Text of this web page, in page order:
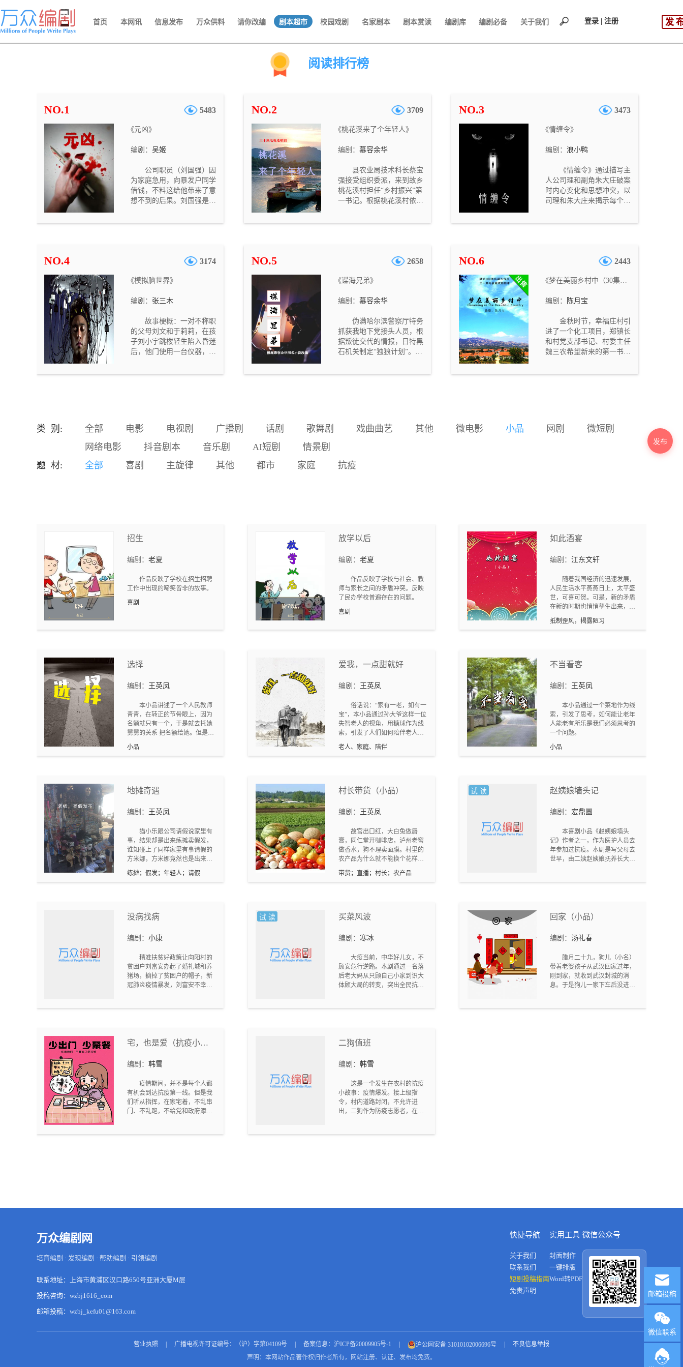
首页 本网讯 信息发布 万众供料 请你改编 剧本超市 校园戏剧 名家剧本 剧本赏读 编剧库 编剧必备 关于我们 登录 | 注册
邮箱投稿
微信联系
发布
阅读排行榜
NO.1 5483
《元凶》
编剧： 吴姬
公司职员（刘国强）因
为家庭急用，向暴发户同学
借钱，不料这给他带来了意
想不到的后果。刘国强是一
子（郭艳）一向抱怨他没有
不爽。中学时，郭艳和马延
川一直暗恋着郭艳。刘国强
是因为父亲住院，需要大笔
自己平时很不喜欢的暴发户
同学（马延川）借钱。结
果，刘国强觉得越来越不
爽，他对借钱这事儿感到后
NO.2 3709
《桃花溪来了个年轻人》
编剧： 慕容余华
县农业局技术科长蔡宝
强接受组织委派，来到故乡
桃花溪村担任“乡村振兴”第
一书记。根据桃花溪村依山
宝强提出设想：打造特色乡
蔡宝强遇到了各种难以想象
趁机挑唆蔡宝强的女友，让
城之间做出选择。共产党员
了与女友分手，留在桃花
溪，矢志建成特色乡村旅游
项目。蔡宝强的努力，赢得
了村民的信赖与支持，项目
近尾声时，蔡宝强突然被经
款。蔡宝强巧使妙计，使郑
王二人受到惩处。爱情回
客。
NO.3 3473
《情缠令》
编剧： 浪小鸭
《情缠令》通过描写主
人公司理和副角朱大庄破案
时内心变化和思想冲突，以
司理和朱大庄来揭示每个人
贪欲来保护彼此的安全。故
一部不错的商业题材剧本。
NO.4 3174
《模拟脑世界》
编剧： 张三木
故事梗概：一对不称职
的父母刘文和于莉莉，在孩
子刘小宇跳楼轻生陷入昏迷
后，他门使用一台仪器，进
的意识消失之前，重新唤醒
随着社会的发展，家长们望
子成龙的心情越来越迫切，
这种急切的心情强加给孩
子，从而造成了很多无法挽
回的悲剧。如果再给发生悲
到目前市场欢迎。场景以现
效，拍摄成本低。以现实世
界问题为切入点，呼吁家长
们采取正确的育儿方法，宣
扬正能量。对脑机接口的发
在此科学幻想基础上探讨一
NO.5 2658
《谍海兄弟》
编剧： 慕容余华
伪满哈尔滨警察厅特务
抓获我地下党接头人员，根
据叛徒交代的情报，日特黑
石机关制定“独狼计划”。接
滨警察厅选派人员顶替被捕
兵力对我华北地区发动闪电
战做好准备。警察厅警务科
任务的名单。沈唐是蔡永山
蔡永山在执行任务时被我地
下组织一名“编外人员”。沈
唐被日本女特务迷惑，进而
被日特洗脑利用，誓死效忠
伪满洲国和日本军国主义。
一场生死攸关的谍战就此上
NO.6 2443
《梦在美丽乡村中（30集电视连续剧）》
编剧： 陈月宝
金秋时节，幸福庄村引
进了一个化工项目，郑镇长
和村党支部书记、村委主任
魏三农希望新来的第一书记
挑起筹建化工厂的重担，金
和魏三农等不满。魏三农和
村委文书大喇叭担心金田
整剧本请联系万众编剧及作
类 别: 全部 电影 电视剧 广播剧 话剧 歌舞剧 戏曲曲艺 其他 微电影 小品 网剧
微短剧
网络电影
抖音剧本 音乐剧 AI短剧
情景剧
题 材:
全部 喜剧 主旋律 其他 都市 家庭 抗疫
招生
编剧： 老夏
作品反映了学校在招生招聘
工作中出现的啼笑皆非的故事。
喜剧
放学以后
编剧： 老夏
作品反映了学校与社会、教
师与家长之间的矛盾冲突。反映
了民办学校普遍存在的问题。
喜剧
如此酒宴
编剧： 江东文轩
随着我国经济的迅速发展，
人民生活水平蒸蒸日上，太平盛
世，可喜可贺。可是，新的矛盾
在新的时期也悄悄孳生出来，给
我们的生活添加着新的麻烦和苦
恼。人情，本是一个阳光、温馨
了，俗礼泛滥，礼金膨胀，庆筵
给家庭、社会的和谐投下不可忽
的矛盾，以引人深思，明辨什么
是淳朴的人情，什么是变态的“人
情”。剧中一对恩爱夫妇，他们的
家庭美满幸福。然而，在俗礼泛
滥，礼金膨胀，庆筵爆炸面前，
为了面子，也只得无奈地随波逐
作剧以示反抗。希望人们能在啼
笑皆非之际静心深思。
抵制歪风，揭露陋习
选择
编剧： 王英凤
本小品讲述了一个人民教师
青青，在转正的节骨眼上，因为
名额就只有一个，于是就去托她
舅舅的关系 把名额给她。但是她
舅舅两袖清风，把唯一的一个名
额给了陆洋，于是青青很不开
才，品的确是德。只有做到这几
小品
爱我，一点甜就好
编剧： 王英凤
俗话说：“家有一老，如有一
宝”，本小品通过孙大爷这样一位
失智老人的视角，用糖球作为线
索，引发了人们如何陪伴老人这
样一个话题的思考，也许很多的
子女无法对父母说出感谢的话
老人、家庭、陪伴
不当看客
编剧： 王英凤
本小品通过一个菜地作为线
索，引发了思考，如何能让老年
人能老有所乐是我们必须思考的
一个问题。
小品
地摊奇遇
编剧： 王英凤
猫小乐跟公司请假说家里有
事，结果却是出来练摊卖假发，
谁知碰上了同样家里有事请假的
方米娜，方米娜竟然也是出来练
摊卖假发！于是二人一边练摊一
边吐槽，那料想老板竟然过来
练摊；假发；年轻人；请假
村长带货（小品）
编剧： 王英凤
故宫出口红，大白兔做唇
膏，同仁堂开咖啡店，泸州老窖
做香水，狗不理卖面膜。村里的
农产品为什么就不能换个花样推
销呢？这不，村长李四宝带着假
期回村的青年宋铁牛和王春妮在
百出……
带货；直播；村长；农产品
试 读 赵姨娘墙头记
编剧： 宏鼎圆
本喜剧小品《赵姨娘墙头
记》作者之一，作为医护人员去
年参加过抗疫。本剧是写父母去
世早，由二姨赵姨娘抚养长大的
回农村过她那“地里凉快”的生
偷偷“出走”。无奈小院电子门锁
爬到小院墙上，但却无法下到院
外地上。于是乎，笑中有哭、哭
中有笑的“墙头记”开始上演........
没病找病
编剧： 小康
精准扶贫好政策让向阳村的
贫困户刘富安办起了婚礼城和养
猪场，摘掉了贫困户的帽子，新
冠肺炎疫情暴发，刘富安不幸感
在自家头上，没想到却闹出了一
死？！】
试 读 买菜风波
编剧： 寒冰
大疫当前，中华好儿女，不
顾安危行逆路。本剧通过一名落
后老大妈从只顾自己小家到识大
体顾大局的转变，突出全民抗议
回家（小品）
编剧： 汤礼春
腊月二十九，狗儿（小名）
带着老婆孩子从武汉回家过年，
刚到家，就收到武汉封城的消
息。于是狗儿一家下车后没进
宅，也是爱（抗疫小
编剧： 韩雪
疫情期间，并不是每个人都
有机会到达抗疫第一线。但是我
们听从指挥，在家宅着，不乱串
门、不乱跑，不给党和政府添麻
二狗值班
编剧： 韩雪
这是一个发生在农村的抗疫
小故事：疫情爆发。接上级指
令，村内道路封闭，不允许进
出，二狗作为防疫志愿者，在村
万众编剧网
培育编剧 · 发现编剧 · 帮助编剧 · 引领编剧
联系地址： 上海市黄浦区汉口路650号亚洲大厦M层
投稿咨询： wzbj1616_com
邮箱投稿： wzbj_kefu01@163.com
快捷导航
关于我们
联系我们
短剧投稿指南
免责声明
实用工具
封面制作
一键排版
Word转PDF
微信公众号
营业执照 广播电视许可证编号：（沪）字第04109号 备案信息：沪ICP备20009905号-1 沪公网安备 31010102006696号
不良信息举报
声明：本网站作品著作权归作者所有，网站注册、认证、发布均免费。